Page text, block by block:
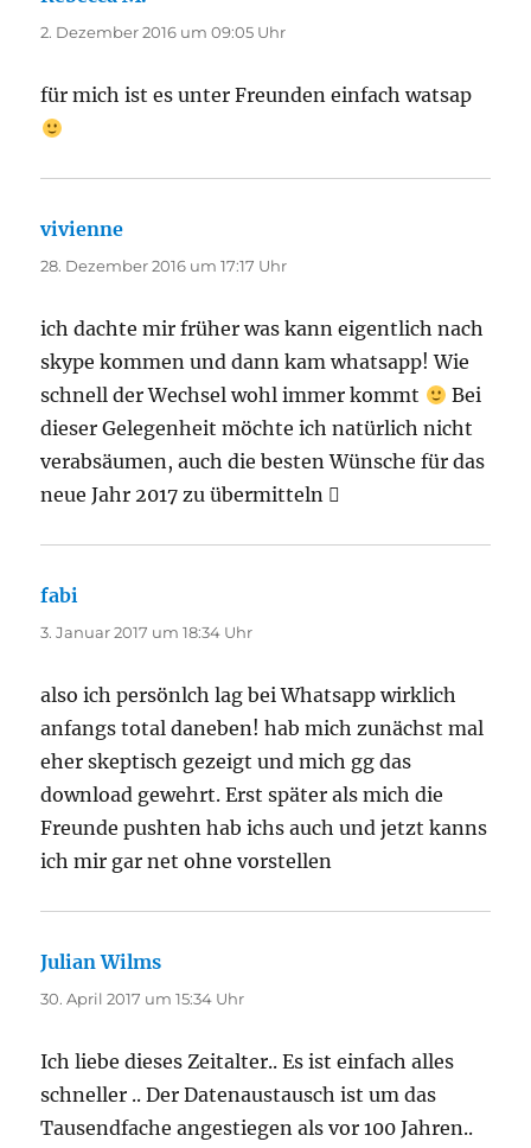
2. Dezember 2016 um 09:05 Uhr
für mich ist es unter Freunden einfach watsap
vivienne
28. Dezember 2016 um 17:17 Uhr
ich dachte mir früher was kann eigentlich nach
skype kommen und dann kam whatsapp! Wie
schnell der Wechsel wohl immer kommt
Bei
dieser Gelegenheit möchte ich natürlich nicht
verabsäumen, auch die besten Wünsche für das
neue Jahr 2017 zu übermitteln 
fabi
3. Januar 2017 um 18:34 Uhr
also ich persönlch lag bei Whatsapp wirklich
anfangs total daneben! hab mich zunächst mal
eher skeptisch gezeigt und mich gg das
download gewehrt. Erst später als mich die
Freunde pushten hab ichs auch und jetzt kanns
ich mir gar net ohne vorstellen
Julian Wilms
30. April 2017 um 15:34 Uhr
Ich liebe dieses Zeitalter.. Es ist einfach alles
schneller .. Der Datenaustausch ist um das
Tausendfache angestiegen als vor 100 Jahren..